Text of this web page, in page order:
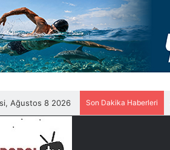
Ağustos 8 2026 Son Dakika Haberleri